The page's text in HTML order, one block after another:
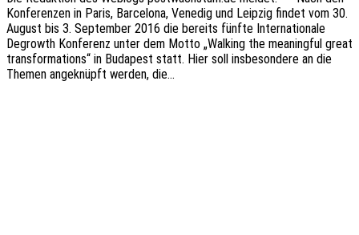
Konfe­ren­zen in Paris, Barce­lo­na, Vene­dig und Leip­zig findet vom 30.
August bis 3. Septem­ber 2016 die bereits fünfte Inter­na­tio­na­le
Degrowth Konfe­renz unter dem Motto „Walking the meaningful great
trans­for­ma­ti­ons“ in Buda­pest statt. Hier soll insbe­son­de­re an die
Themen ange­knüpft werden, die…